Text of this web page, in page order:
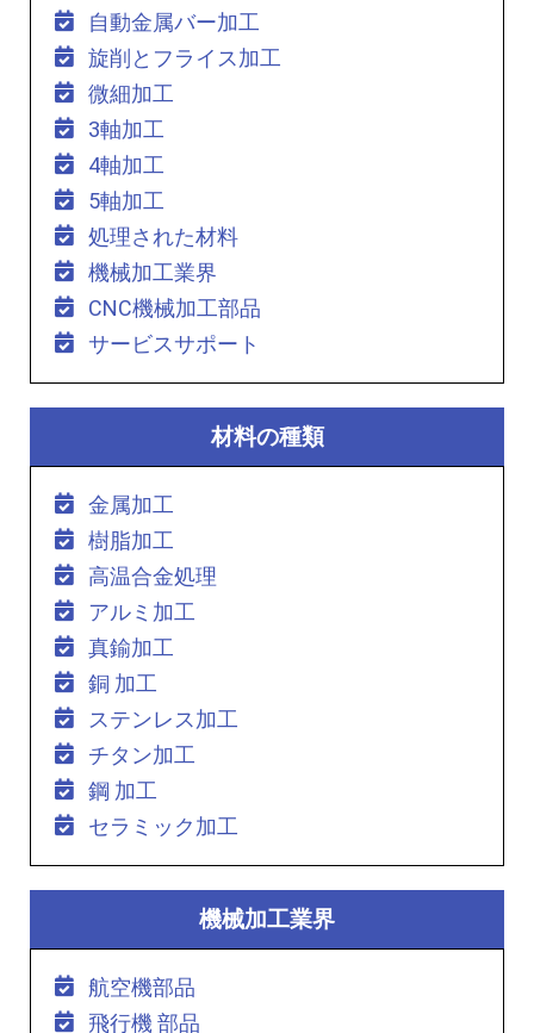
自動金属バー加工
旋削とフライス加工
微細加工
3軸加工
4軸加工
5軸加工
処理された材料
機械加工業界
CNC機械加工部品
サービスサポート
材料の種類
金属加工
樹脂加工
高温合金処理
アルミ加工
真鍮加工
銅 加工
ステンレス加工
チタン加工
鋼 加工
セラミック加工
機械加工業界
航空機部品
飛行機 部品